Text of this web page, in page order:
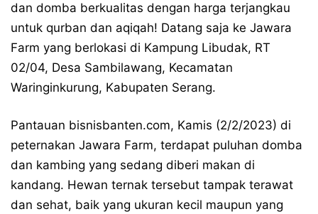
dan domba berkualitas dengan harga terjangkau
untuk qurban dan aqiqah! Datang saja ke Jawara
Farm yang berlokasi di Kampung Libudak, RT
02/04, Desa Sambilawang, Kecamatan
Waringinkurung, Kabupaten Serang.
Pantauan bisnisbanten.com, Kamis (2/2/2023) di
peternakan Jawara Farm, terdapat puluhan domba
dan kambing yang sedang diberi makan di
kandang. Hewan ternak tersebut tampak terawat
dan sehat, baik yang ukuran kecil maupun yang